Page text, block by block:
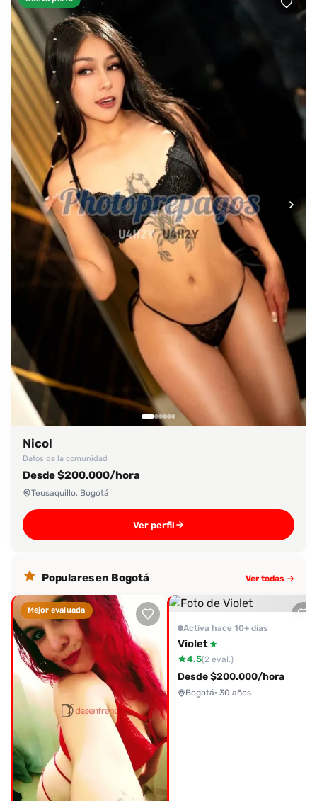
Nicol
Datos de la comunidad
Desde $200.000/hora
Teusaquillo, Bogotá
Ver perfil
Populares en Bogotá Ver todas →
Mejor evaluada
Activa hace 10+ días
Violet
4.5(2 eval.)
Desde $200.000/hora
Bogotá· 30 años